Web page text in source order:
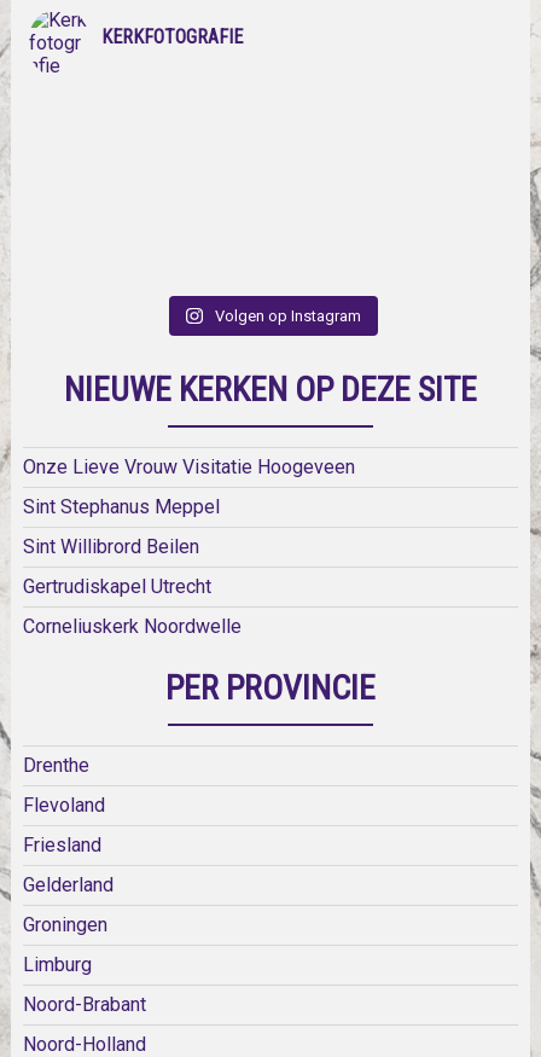
KERKFOTOGRAFIE
Volgen op Instagram
NIEUWE KERKEN OP DEZE SITE
Onze Lieve Vrouw Visitatie Hoogeveen
Sint Stephanus Meppel
Sint Willibrord Beilen
Gertrudiskapel Utrecht
Corneliuskerk Noordwelle
PER PROVINCIE
Drenthe
Flevoland
Friesland
Gelderland
Groningen
Limburg
Noord-Brabant
Noord-Holland